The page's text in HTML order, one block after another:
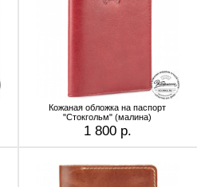
Кожаная обложка на паспорт
"Стокгольм" (малина)
1 800 р.